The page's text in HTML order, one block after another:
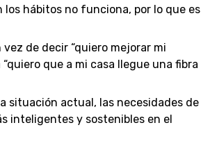
los hábitos no funciona, por lo que es
de decir “quiero mejorar mi
que a mi casa llegue una fibra
situación actual, las necesidades de
inteligentes y sostenibles en el